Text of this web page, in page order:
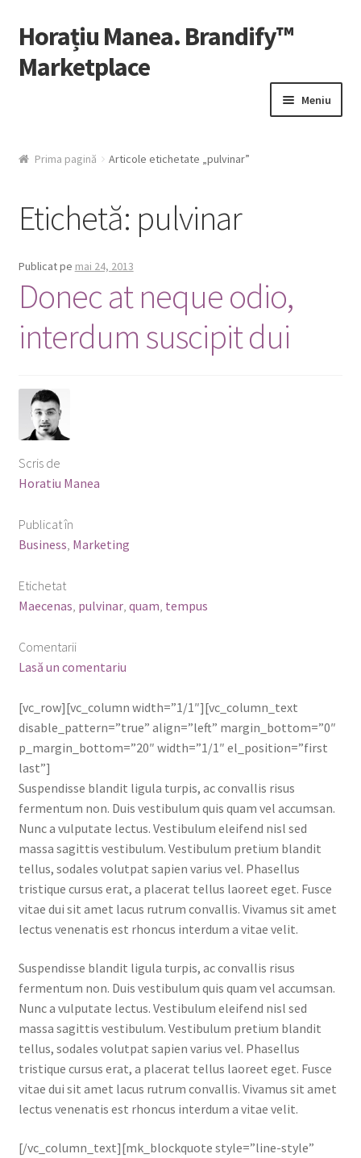
Sari
la
navigare
Sari
la
conținut
Horațiu Manea. Brandify™
Marketplace
Meniu
HelpDesk
Prima pagină Articole etichetate „pulvinar”
Etichetă: pulvinar
Publicat pe mai 24, 2013
Donec at neque odio,
interdum suscipit dui
Scris de
Horatiu Manea
Publicat în
Business Marketing
Etichetat
Maecenas pulvinar, quam tempus
Comentarii
Lasă un comentariu
[vc_row][vc_column width=”1/1″][vc_column_text
disable_pattern=”true” align=”left” margin_bottom=”0″
p_margin_bottom=”20″ width=”1/1″ el_position=”first
last”]
Suspendisse blandit ligula turpis, ac convallis risus
fermentum non. Duis vestibulum quis quam vel accumsan.
Nunc a vulputate lectus. Vestibulum eleifend nisl sed
massa sagittis vestibulum. Vestibulum pretium blandit
tellus, sodales volutpat sapien varius vel. Phasellus
tristique cursus erat, a placerat tellus laoreet eget. Fusce
vitae dui sit amet lacus rutrum convallis. Vivamus sit amet
lectus venenatis est rhoncus interdum a vitae velit.
Suspendisse blandit ligula turpis, ac convallis risus
fermentum non. Duis vestibulum quis quam vel accumsan.
Nunc a vulputate lectus. Vestibulum eleifend nisl sed
massa sagittis vestibulum. Vestibulum pretium blandit
tellus, sodales volutpat sapien varius vel. Phasellus
tristique cursus erat, a placerat tellus laoreet eget. Fusce
vitae dui sit amet lacus rutrum convallis. Vivamus sit amet
lectus venenatis est rhoncus interdum a vitae velit.
[/vc_column_text][mk_blockquote style=”line-style”